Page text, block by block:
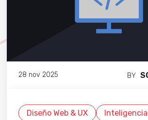
28 nov 2025 BY
Diseño Web & UX